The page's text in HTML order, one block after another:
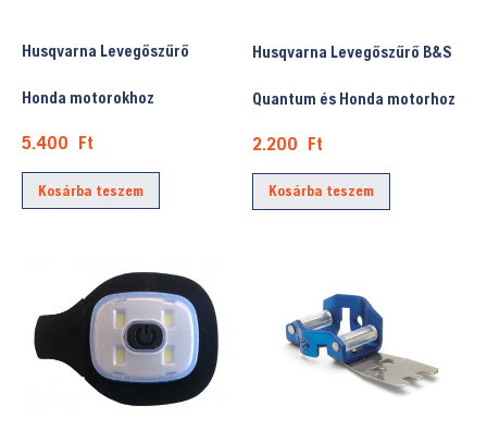
Husqvarna Levegőszűrő
Honda motorokhoz
5.400 Ft
Kosárba teszem
Husqvarna Levegőszűrő B&S
Quantum és Honda motorhoz
2.200 Ft
Kosárba teszem